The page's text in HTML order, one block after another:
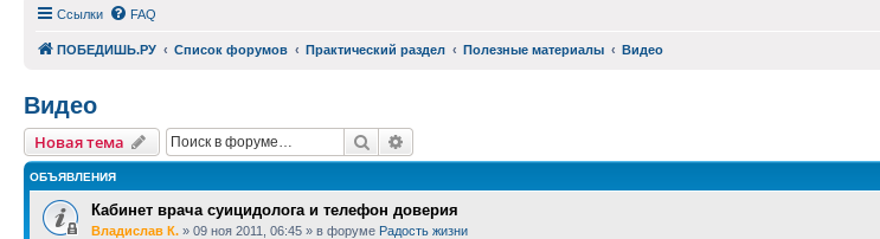
Ссылки FAQ
ПОБЕДИШЬ.РУ Список форумов Практический раздел Полезные материалы Видео
Видео
Новая тема Поиск
ОБЪЯВЛЕНИЯ
Кабинет врача суицидолога и телефон доверия
Владислав К. » 09 ноя 2011, 06:45 » в форуме Радость жизни